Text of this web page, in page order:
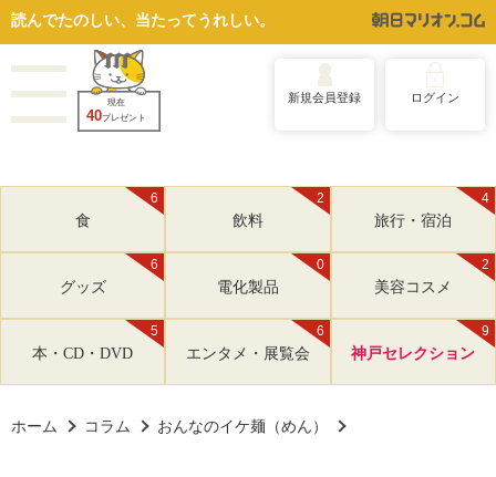
読んでたのしい、当たってうれしい。
現在
40プレゼント
新規会員登録 ログイン
6
食
2
飲料
4
旅行・宿泊
6
グッズ
0
電化製品
2
美容コスメ
5
本・CD・DVD
6
エンタメ・展覧会
9
神戸セレクション
ホーム コラム おんなのイケ麺（めん）